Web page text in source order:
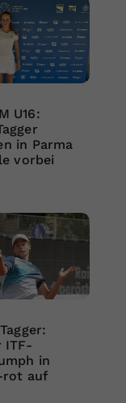
U16:
in Parma
vorbei
ITF-
in
auf